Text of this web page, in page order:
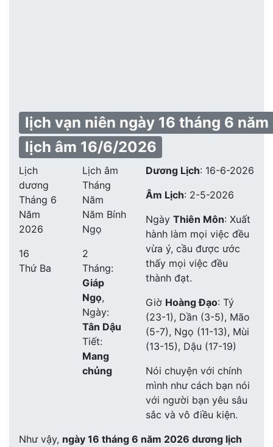
lịch vạn niên ngày 16 tháng 6
lịch âm 16/6/2026
Lịch
dương
Tháng 6
Năm
2026
16
Thứ Ba
Lịch âm
Tháng
Năm
Năm Bính
Ngọ
2
Tháng:
Giáp
Ngọ,
Ngày:
Tân Dậu
Tiết:
Mang
chủng
Dương Lịch: 16-6-2026
Âm Lịch: 2-5-2026
Ngày Thiên Môn: Xuất
hành làm mọi việc đều
vừa ý, cầu được ước
thấy mọi việc đều
thành đạt.
Giờ Hoàng Đạo: Tý
(23-1), Dần (3-5), Mão
(5-7), Ngọ (11-13), Mùi
(13-15), Dậu (17-19)
Nói chuyện với chính
mình như cách bạn nói
với người bạn yêu sâu
sắc và vô điều kiện.
Như vậy, ngày 16 tháng 6 năm 2026 dương lịch